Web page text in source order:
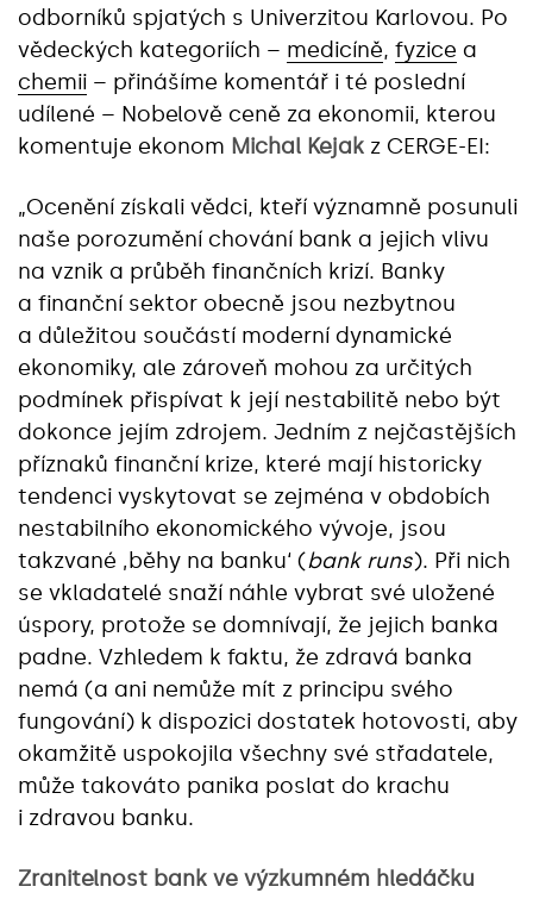
odborníků spjatých s Univerzitou Karlovou. Po
vědeckých kategoriích – medicíně, fyzice a
chemii – přinášíme komentář i té poslední
udílené – Nobelově ceně za ekonomii, kterou
komentuje ekonom Michal Kejak z CERGE-EI:
„Ocenění získali vědci, kteří významně posunuli
naše porozumění chování bank a jejich vlivu
na vznik a průběh finančních krizí. Banky
a finanční sektor obecně jsou nezbytnou
a důležitou součástí moderní dynamické
ekonomiky, ale zároveň mohou za určitých
podmínek přispívat k její nestabilitě nebo být
dokonce jejím zdrojem. Jedním z nejčastějších
příznaků finanční krize, které mají historicky
tendenci vyskytovat se zejména v obdobích
nestabilního ekonomického vývoje, jsou
takzvané ‚běhy na banku‘ (bank runs). Při nich
se vkladatelé snaží náhle vybrat své uložené
úspory, protože se domnívají, že jejich banka
padne. Vzhledem k faktu, že zdravá banka
nemá (a ani nemůže mít z principu svého
fungování) k dispozici dostatek hotovosti, aby
okamžitě uspokojila všechny své střadatele,
může takováto panika poslat do krachu
i zdravou banku.
Zranitelnost bank ve výzkumném hledáčku